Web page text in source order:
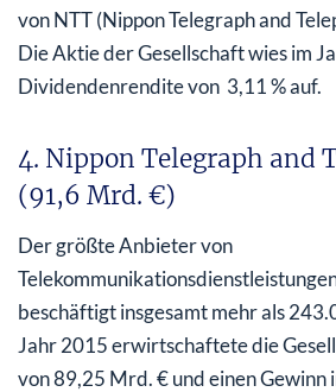
von NTT (Nippon Telegraph and
Die Aktie der Gesellschaft wies im
Dividendenrendite von 3,11 % auf.
4. Nippon Telegraph and
(91,6 Mrd. €)
Der größte Anbieter von
beschäftigt insgesamt mehr als
Jahr 2015 erwirtschaftete die
von 89,25 Mrd. € und einen Gewinn